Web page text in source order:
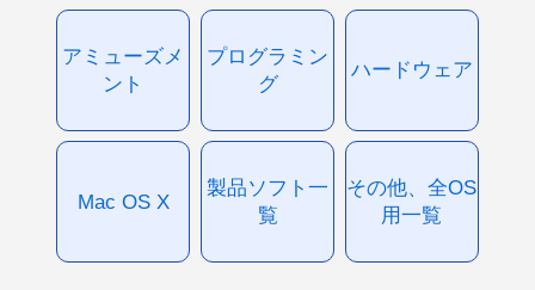
アミューズメ
ント
プログラミン
グ
ハードウェア
Mac OS X
製品ソフト一
覧
その他、全OS
用一覧